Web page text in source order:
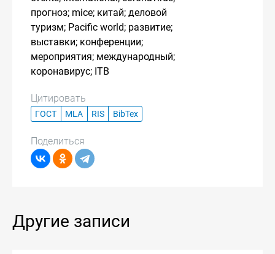
прогноз; mice; китай; деловой
туризм; Pacific world; развитие;
выставки; конференции;
мероприятия; международный;
коронавирус; ITB
Цитировать
ГОСТ MLA RIS BibTex
Поделиться
Другие записи